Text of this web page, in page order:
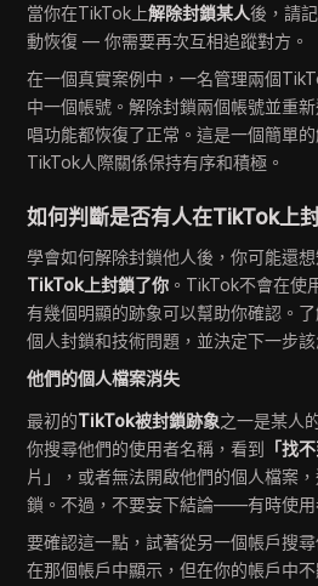
當你在TikTok上解除封鎖某人後，請
動恢復 — 你需要再次互相追蹤對方。
在一個真實案例中，一名管理兩個
中一個帳號。解除封鎖兩個帳號並重
唱功能都恢復了正常。這是一個簡單
TikTok人際關係保持有序和積極。
如何判斷是否有人在TikTok上
學會如何解除封鎖他人後，你可能還
TikTok上封鎖了你 。TikTok不會在使
有幾個明顯的跡象可以幫助你確認。
個人封鎖和技術問題，並決定下一步該
他們的個人檔案消失
最初的TikTok被封鎖跡象之一是某人
你搜尋他們的使用者名稱，看到 「找
片」，或者無法開啟他們的個人檔案
鎖。不過，不要妄下結論——有時使用
要確認這一點，試著從另一個帳戶搜
在那個帳戶中顯示，但在你的帳戶中